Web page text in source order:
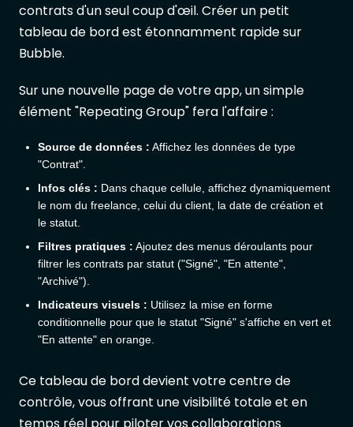
contrats d'un seul coup d'œil. Créer un petit
tableau de bord est étonnamment rapide sur
Bubble.
Sur une nouvelle page de votre app, un simple
élément "Repeating Group" fera l'affaire :
Source de données : Affichez les données de type
"Contrat".
Infos clés : Dans chaque cellule, affichez dynamiquement
le nom du freelance, celui du client, la date de création et
le statut.
Filtres pratiques : Ajoutez des menus déroulants pour
filtrer les contrats par statut ("Signé", "En attente",
"Archivé").
Indicateurs visuels : Utilisez la mise en forme
conditionnelle pour que le statut "Signé" s'affiche en vert et
"En attente" en orange.
Ce tableau de bord devient votre centre de
contrôle, vous offrant une visibilité totale et en
temps réel pour piloter vos collaborations